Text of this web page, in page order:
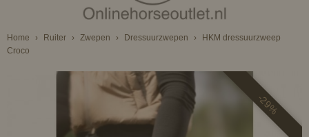
Home › Ruiter › Zwepen › Dressuurzwepen ›
HKM dressuurzweep
Croco
-29%